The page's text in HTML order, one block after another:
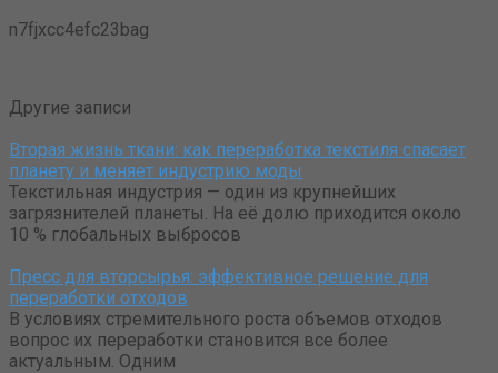
n7fjxcc4efc23bag
Другие записи
Вторая жизнь ткани: как переработка текстиля спасает
планету и меняет индустрию моды
Текстильная индустрия — один из крупнейших
загрязнителей планеты. На её долю приходится около
10 % глобальных выбросов
Пресс для вторсырья: эффективное решение для
переработки отходов
В условиях стремительного роста объемов отходов
вопрос их переработки становится все более
актуальным. Одним